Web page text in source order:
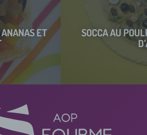
ET
SOCCA AU